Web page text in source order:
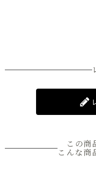
この商
こんな商